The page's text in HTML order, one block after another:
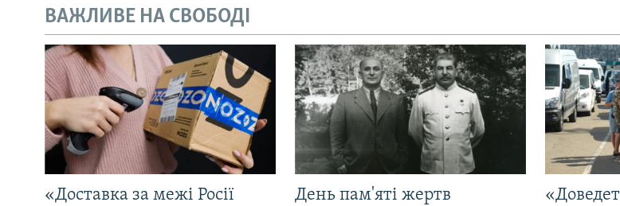
ВАЖЛИВЕ НА СВОБОДІ
«Доставка за межі Росії
День пам'яті жертв